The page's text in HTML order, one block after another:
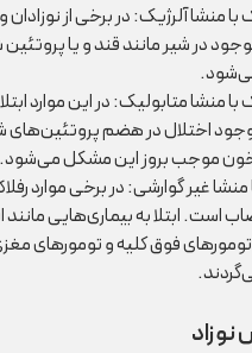
با منشا آلرژیک: در برخی از
در شیر مانند قند و یا
با منشا متابولیک: در این موارد
وجود اختلال در هضم پروتئین‌های
خون موجب بروز این مشکل می‌شود.
منشا غیر گوارشی: در برخی موارد
است. ابتلا به بیماری‌هایی
فوق کلیه و تومورهای
نوزاد